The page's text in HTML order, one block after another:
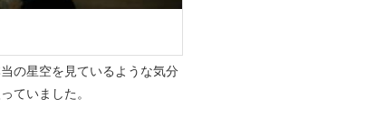
の星空を見ているような気分
ていました。